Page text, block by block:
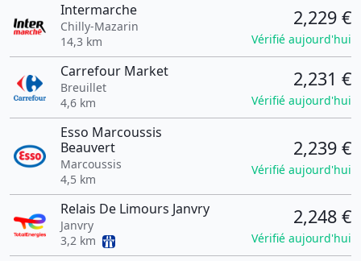
Intermarche
Chilly-Mazarin
14,3 km
2,229 €
Vérifié aujourd'hui
Carrefour Market
Breuillet
4,6 km
2,231 €
Vérifié aujourd'hui
Esso Marcoussis
Beauvert
Marcoussis
4,5 km
2,239 €
Vérifié aujourd'hui
Relais De Limours Janvry
Janvry
3,2 km
2,248 €
Vérifié aujourd'hui